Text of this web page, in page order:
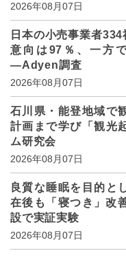
2026年08月07日
日本の小売事業者
意向は97％、一方
―Adyen調査
2026年08月07日
石川県・能登地域で
計画まで学び「観
ム研究会
2026年08月07日
良質な睡眠を目的と
在後も「寝つき」改
設で実証実験
2026年08月07日